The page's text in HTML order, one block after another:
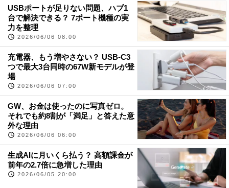
USBポートが足りない問題、ハブ1
台で解決できる？ 7ポート機種の実
力を整理
2026/06/06 08:00
充電器、もう増やさない？ USB-C3
つで最大3台同時の67W新モデルが登
場
2026/06/06 07:00
GW、お金は使ったのに写真ゼロ。
それでも約8割が「満足」と答えた意
外な理由
2026/06/06 06:00
生成AIに月いくら払う？ 高額課金が
前年の2.7倍に急増した理由
2026/06/05 20:00